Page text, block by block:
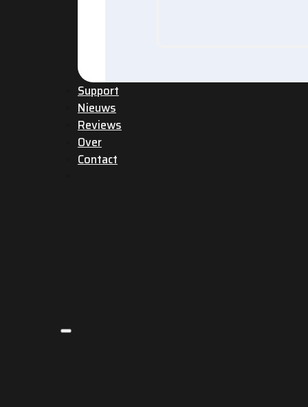
Support
Nieuws
Reviews
Over
Contact